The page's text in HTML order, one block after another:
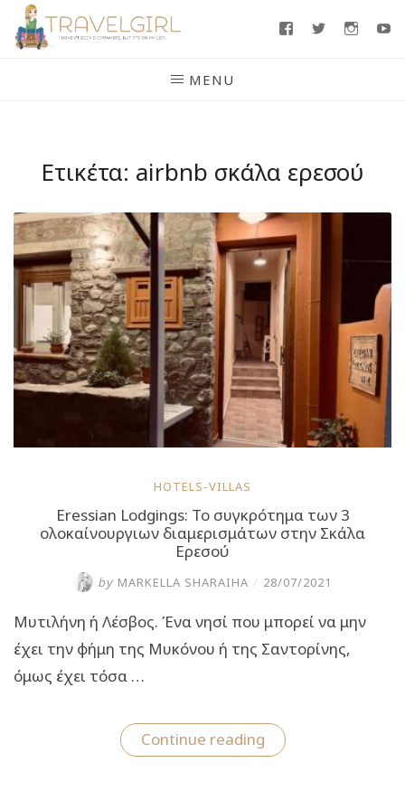
Skip
FacebookTwitter
MENU
Ετικέτα: airbnb σκάλα ερεσού
HOTELS-VILLAS
Eressian Lodgings: Το συγκρότημα των 3
ολοκαίνουργιων διαμερισμάτων στην Σκάλα
Ερεσού
by MARKELLA SHARAIHA / 28/07/2021
Μυτιλήνη ή Λέσβος. Ένα νησί που μπορεί να μην
έχει την φήμη της Μυκόνου ή της Σαντορίνης,
όμως έχει τόσα …
Continue reading“Eressian
Lodgings: